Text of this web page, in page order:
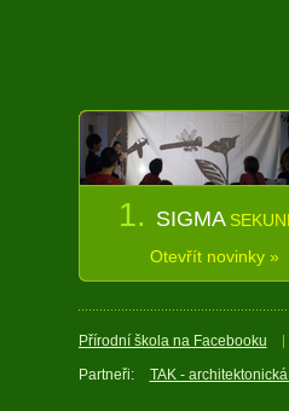
1. SIGMA
Otevřít novinky »
Přírodní škola na Facebooku
Partneři:
TAK -